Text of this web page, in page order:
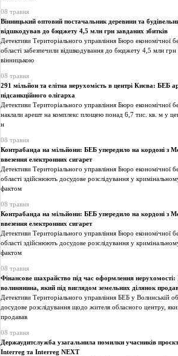
08 травня
Вінницький оптовий постачальник деревини та
відшкодував до бюджету 4,5 млн грн завданих збитків
Детективи Територіального управління Бюро економічної
області забезпечили відшкодування до бюджету 4,5 млн грн
вінницькою
08 травня
291 мільйон та елітна нерухомість в центрі Києва: БЕБ
підсанкційного олігарха
Детективи Територіального управління Бюро економічної
наклали арешт на комплекс площею понад 6,7 тис. кв. м у
н
08 травня
Контрабанда на мільйони: БЕБ упередило на кордоні з
ввезення електронних сигарет
Детективи Територіального управління Бюро економічної
області здійснюють досудове розслідування у
фактом
08 травня
Контрабанда на мільйони: БЕБ упередило на кордоні з
ввезення електронних сигарет
Детективи Територіального управління Бюро економічної
області здійснюють досудове розслідування у
фактом
08 травня
Фінансове шахрайство під час оформлення
волинянина, який під виглядом земельних ділянок
Детективи Територіального управління БЕБ у Волинській
досудове розслідування щодо жителя обласного центру,
продавав
08 травня
Держаудитслужба узагальнила помилки учасників
Interreg та Interreg NEXT